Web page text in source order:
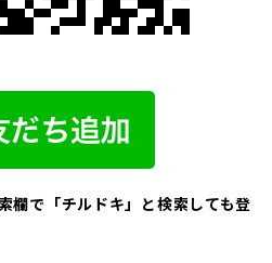
欄で「チルドキ」と検索しても登